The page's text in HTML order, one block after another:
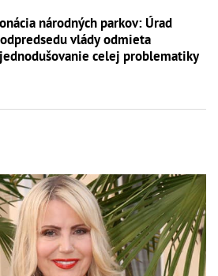
národných parkov: Úrad
vlády odmieta
celej problematiky